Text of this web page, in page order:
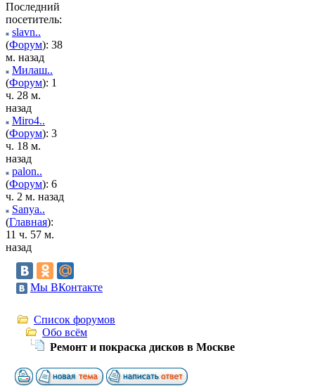
Последний
посетитель:
slavn..
(Форум): 38
м. назад
Милаш..
(Форум): 1
ч. 28 м.
назад
Miro4..
(Форум): 3
ч. 18 м.
назад
palon..
(Форум): 6
ч. 2 м. назад
Sanya..
(Главная):
11 ч. 57 м.
назад
Мы ВКонтакте
Список форумов
Обо всём
Ремонт и покраска дисков в Москве